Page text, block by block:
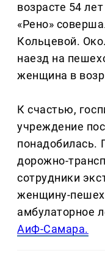
возрасте 54
«Рено»
Кольцевой.
наезд на
женщина в
К счастью,
учреждение
понадобилась.
дорожно-
сотрудники
женщину-
амбулаторное
АиФ-Самара.